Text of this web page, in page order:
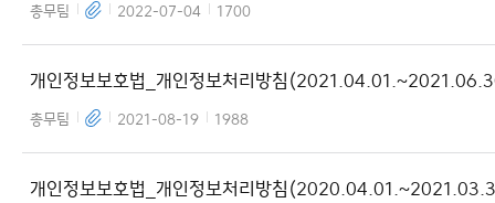
총무팀 2022-07-04 1700
개인정보보호법_개인정보처리방침
총무팀 2021-08-19 1988
개인정보보호법_개인정보처리방침